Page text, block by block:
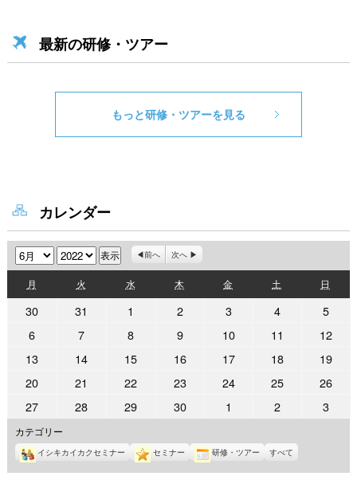
最新の研修・ツアー
もっと研修・ツアーを見る
カレンダー
月 年 前へ 次へ
月
曜
日
火
曜
日
水水
曜
木
曜
金金
曜
土
曜
日
曜
302022
月
30
31
月
1
月
1
22022
6
月
2
32022
6
月
3
42022
6
月
4
52022
6
月
5
62022
6
月
6
日
72022
6
月
7
日
82022
6
月
8
日
92022
6
月
9
日
102022
月
日
11
6
月
日
122022
6
月
日
132022
月
13
日
142022
月
日
152022
6
月
日
162022
6
月
日
172022
日
182022
6
日
192022
6
202022
6
月
20
21
6
21
222022
6
22
日
232022
6
23
日
242022
6
24
252022
6
25
262022
6
272022
年
6
月
27
282022
年
6
月
28
292022
年
6
月
29
302022
年
6
月
30
1
年
7
月
1
22022
年
7
月
2
32022
年
3
カテゴリー
イシキカイカクセミナー セミナー 研修・ツアー すべて